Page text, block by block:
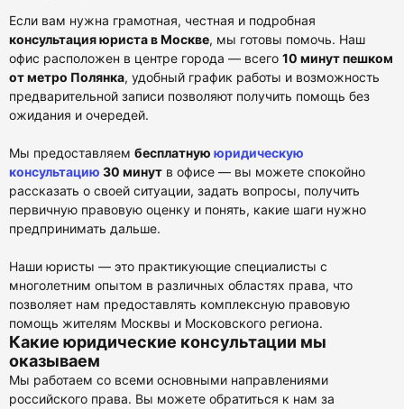
Если вам нужна грамотная, честная и подробная
консультация юриста в Москве, мы готовы помочь. Наш
офис расположен в центре города — всего 10 минут пешком
от метро Полянка, удобный график работы и возможность
предварительной записи позволяют получить помощь без
ожидания и очередей.
Мы предоставляем бесплатную юридическую
консультацию 30 минут в офисе — вы можете спокойно
рассказать о своей ситуации, задать вопросы, получить
первичную правовую оценку и понять, какие шаги нужно
предпринимать дальше.
Наши юристы — это практикующие специалисты с
многолетним опытом в различных областях права, что
позволяет нам предоставлять комплексную правовую
помощь жителям Москвы и Московского региона.
Какие юридические консультации мы
оказываем
Мы работаем со всеми основными направлениями
российского права. Вы можете обратиться к нам за